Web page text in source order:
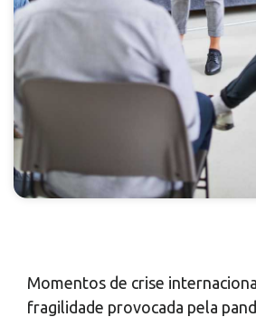
Momentos de crise
fragilidade provocada pela